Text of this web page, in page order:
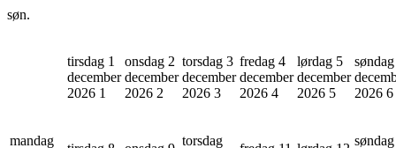
søn.
tirsdag 1
december
2026 1
onsdag 2
december
2026 2
torsdag 3
december
2026 3
fredag 4
december
2026 4
lørdag 5
december
2026 5
2026 6
mandag torsdag søndag